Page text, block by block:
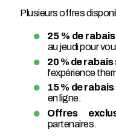
Plusieurs offres
25 % de rabais
au jeudi pour
20 % de rabais
l'expérience
15 % de rabais
en ligne.
Offres
partenaires.